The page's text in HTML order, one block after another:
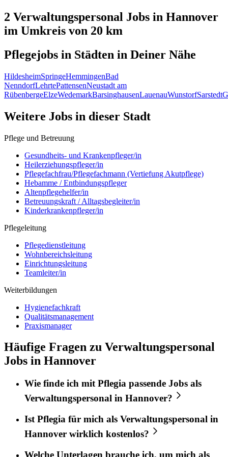
2 Verwaltungspersonal Jobs in Hannover
im Umkreis von 20 km
Pflegejobs in Städten in Deiner Nähe
HildesheimSpringeHemmingenBad
NenndorfLehrtePattensenNeustadt am
RübenbergeElzeWedemarkBarsinghausenLauenauWunstorfSarstedt
Weitere Jobs in dieser Stadt
Pflege und Betreuung
Gesundheits- und Krankenpfleger/in
Heilerziehungspfleger/in
Pflegefachfrau/Pflegefachmann (Vertiefung Akutpflege)
Hebamme / Entbindungspfleger
Altenpflegehelfer/in
Betreuungskraft / Alltagsbegleiter/in
Kinderkrankenpfleger/in
Pflegeleitung
Pflegedienstleitung
Wohnbereichsleitung
Einrichtungsleitung
Teamleiter/in
Weiterbildungen
Hygienefachkraft
Qualitätsmanagement
Praxismanager
Häufige Fragen zu Verwaltungspersonal
Jobs in Hannover
Wie finde ich mitPflegia passende Jobs als
Verwaltungspersonal in Hannover?
Ist Pflegia für mich als Verwaltungspersonal in
Hannover wirklich kostenlos?
Welche Unterlagen brauche ich, um mich als